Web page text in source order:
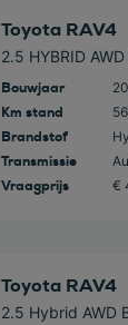
Toyota RAV4
2.5 HYBRID
Bouwjaar
Km stand
Brandstof
Transmissie
Vraagprijs €
Toyota RAV4
2.5 Hybrid AWD